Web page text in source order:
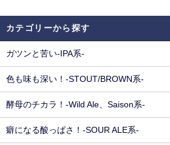
カテゴリーから探す
ガツンと苦い-IPA系-
色も味も深い！-STOUT/BROWN系-
酵母のチカラ！-Wild Ale、Saison系-
癖になる酸っぱさ！-SOUR ALE系-